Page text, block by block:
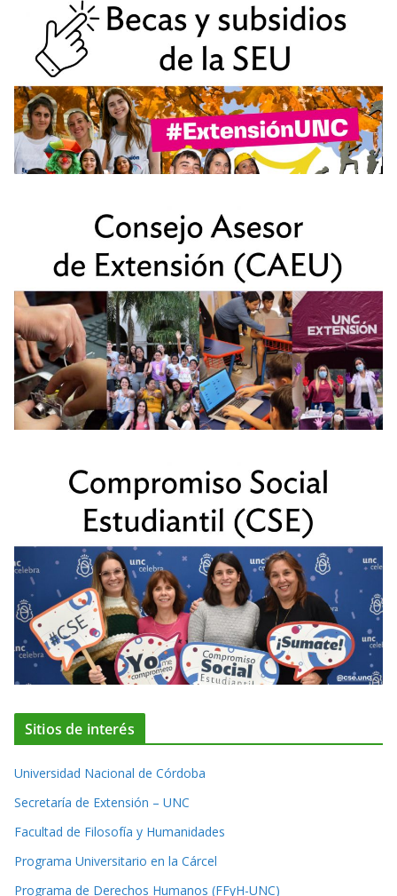
Sitios de interés
Universidad Nacional de Córdoba
Secretaría de Extensión – UNC
Facultad de Filosofía y Humanidades
Programa Universitario en la Cárcel
Programa de Derechos Humanos (FFyH-UNC)